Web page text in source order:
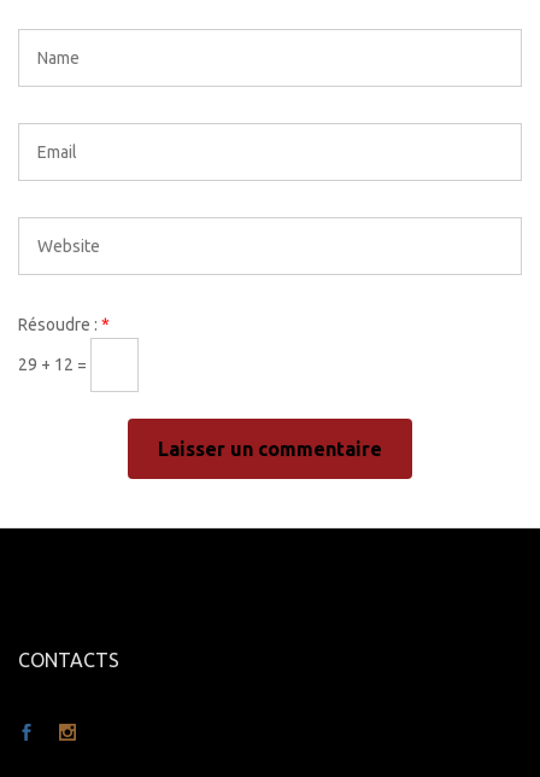
Résoudre : *
29 + 12 =
CONTACTS